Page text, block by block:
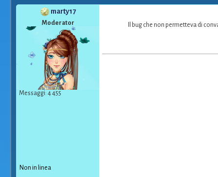
marty17
Moderator
Messaggi: 4 455
Il bug che non permetteva di
Non in linea